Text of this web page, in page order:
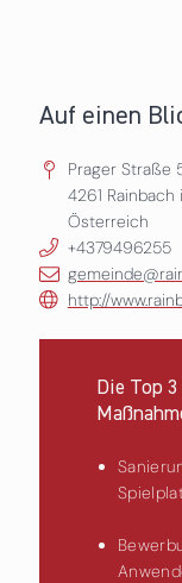
Auf einen
Prager Straße
4261 Rainbach
Österreich
+4379496255
http://
Die Top